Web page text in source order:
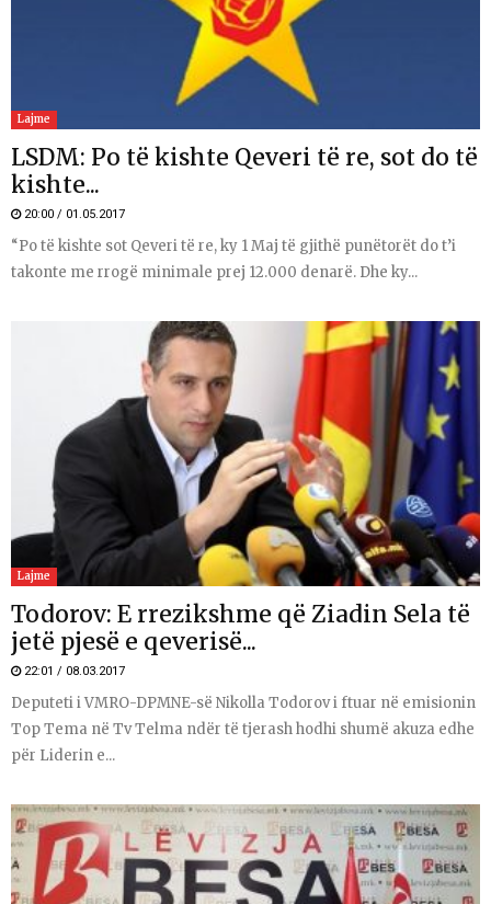
Lajme
LSDM: Po të kishte Qeveri të re, sot do të
kishte...
20:00 / 01.05.2017
“Po të kishte sot Qeveri të re, ky 1 Maj të gjithë punëtorët do t’i
takonte me rrogë minimale prej 12.000 denarë. Dhe ky...
Lajme
Todorov: E rrezikshme që Ziadin Sela të
jetë pjesë e qeverisë...
22:01 / 08.03.2017
Deputeti i VMRO-DPMNE-së Nikolla Todorov i ftuar në emisionin
Top Tema në Tv Telma ndër të tjerash hodhi shumë akuza edhe
për Liderin e...